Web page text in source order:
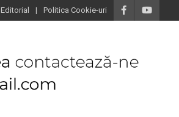
Editorial Politica Cookie-uri